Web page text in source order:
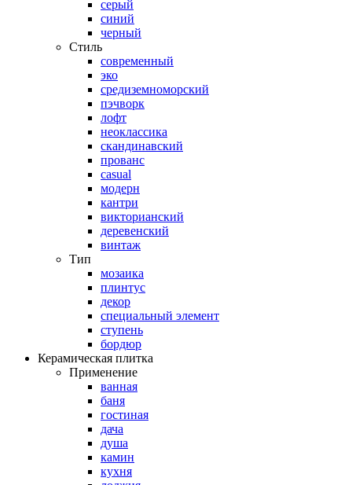
серый
синий
черный
Стиль
современный
эко
средиземноморский
пэчворк
лофт
неоклассика
скандинавский
прованс
casual
модерн
кантри
викторианский
деревенский
винтаж
Тип
мозаика
плинтус
декор
специальный элемент
ступень
бордюр
Керамическая плитка
Применение
ванная
баня
гостиная
дача
душа
камин
кухня